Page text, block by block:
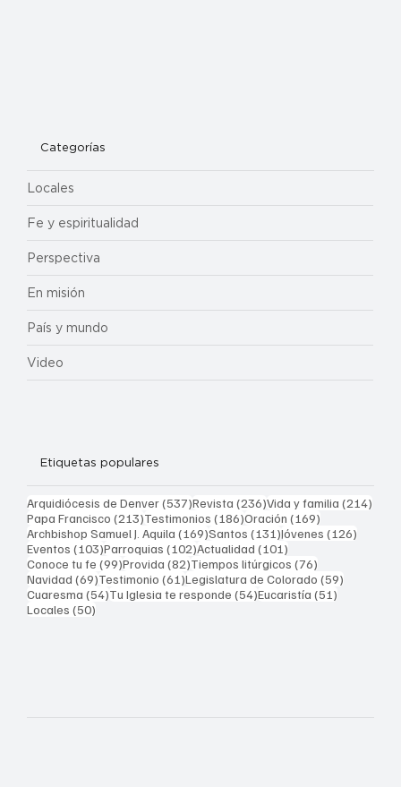
Categorías
Locales
Fe y espiritualidad
Perspectiva
En misión
País y mundo
Video
Etiquetas populares
Arquidiócesis de Denver(537)537 entradas
Revista (236)236 entradas
Vida y familia (214)
Papa Francisco (213)213 entradas
Testimonios (186)186 entradas
Oración (169)
Archbishop Samuel J. Aquila (169)169 entradas
Santos (131)131 entradas
Jóvenes (126)
Eventos (103)103 entradas
Parroquias (102)102 entradas
Actualidad (101)
Conoce tu fe (99)99 entradas
Provida (82)82 entradas
Tiempos litúrgicos (76)
Navidad (69)69 entradas
Testimonio (61)61 entradas
Legislatura de Colorado (59)
Cuaresma (54)54 entradas
Tu Iglesia te responde (54)54 entradas
Eucaristía (51)
Locales (50)